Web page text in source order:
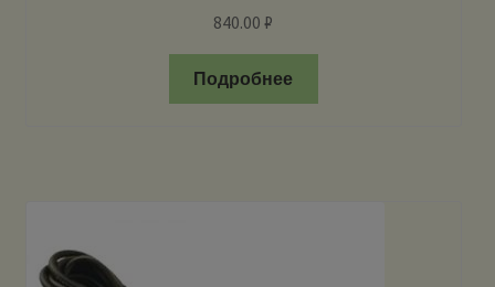
840.00₽
Подробнее